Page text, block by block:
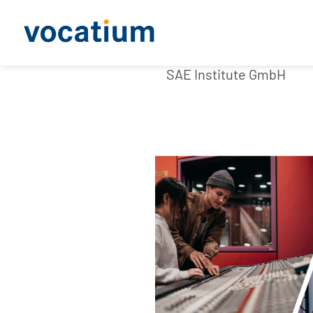
SAE Institute GmbH